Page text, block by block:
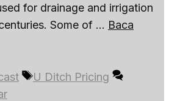
for drainage and irrigation
Some of … Baca
Tag
U Ditch Pricing